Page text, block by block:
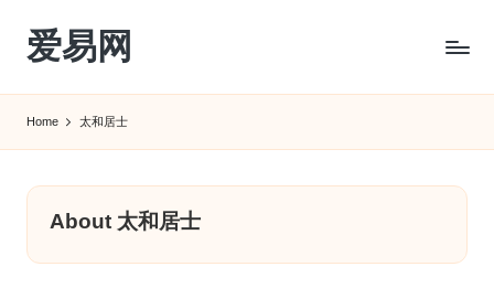
Skip
content
爱易网
转
阴
Home 太和居士
About 太和居士